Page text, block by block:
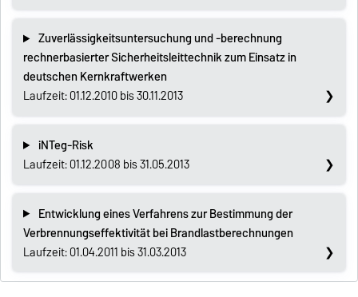
Zuverlässigkeitsuntersuchung und -berechnung
rechnerbasierter Sicherheitsleittechnik zum Einsatz in
deutschen Kernkraftwerken
Laufzeit: 01.12.2010 bis 30.11.2013
iNTeg-Risk
Laufzeit: 01.12.2008 bis 31.05.2013
Entwicklung eines Verfahrens zur Bestimmung der
Verbrennungseffektivität bei Brandlastberechnungen
Laufzeit: 01.04.2011 bis 31.03.2013